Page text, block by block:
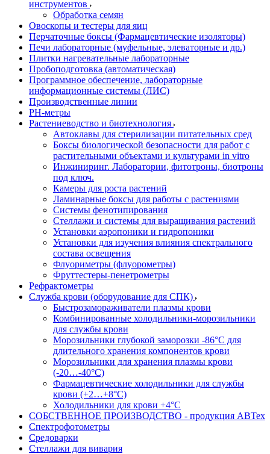
инструментов
Обработка семян
Овоскопы и тестеры для яиц
Перчаточные боксы (Фармацевтические изоляторы)
Печи лабораторные (муфельные, элеваторные и др.)
Плитки нагревательные лабораторные
Пробоподготовка (автоматическая)
Программное обеспечение, лабораторные
информационные системы (ЛИС)
Производственные линии
РH-метры
Растениеводство и биотехнология
Автоклавы для стерилизации питательных сред
Боксы биологической безопасности для работ с
растительными объектами и культурами in vitro
Инжиниринг. Лаборатории, фитотроны, биотроны
под ключ.
Камеры для роста растений
Ламинарные боксы для работы с растениями
Системы фенотипирования
Стеллажи и системы для выращивания растений
Установки аэропоники и гидропоники
Установки для изучения влияния спектрального
состава освещения
Флуориметры (флуорометры)
Фруттестеры-пенетрометры
Рефрактометры
Служба крови (оборудование для СПК)
Быстрозамораживатели плазмы крови
Комбинированные холодильники-морозильники
для службы крови
Морозильники глубокой заморозки -86°С для
длительного хранения компонентов крови
Морозильники для хранения плазмы крови
(-20…-40°С)
Фармацевтические холодильники для службы
крови (+2…+8°С)
Холодильники для крови +4°С
СОБСТВЕННОЕ ПРОИЗВОДСТВО - продукция АВТех
Спектрофотометры
Средоварки
Стеллажи для вивария